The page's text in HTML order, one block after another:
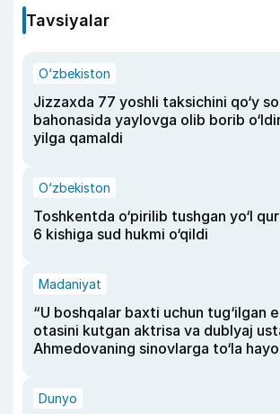
Tavsiyalar
O‘zbekiston
Jizzaxda 77 yoshli taksichini qo‘y
bahonasida yaylovga olib borib
yilga qamaldi
O‘zbekiston
Toshkentda o‘pirilib tushgan yo‘l
6 kishiga sud hukmi o‘qildi
Madaniyat
“U boshqalar baxti uchun tug‘ilgan
otasini kutgan aktrisa va dublyaj
Ahmedovaning sinovlarga to‘la
Dunyo